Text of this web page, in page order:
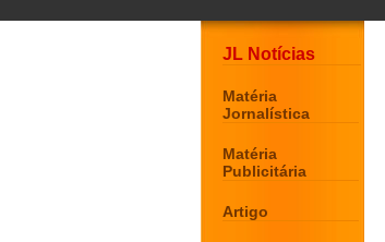
JL Notícias
Matéria
Jornalística
Matéria
Publicitária
Artigo